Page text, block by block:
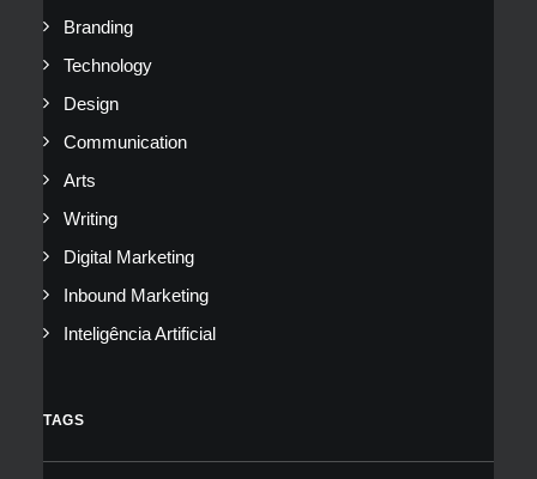
Branding
Technology
Design
Communication
Arts
Writing
Digital Marketing
Inbound Marketing
Inteligência Artificial
TAGS